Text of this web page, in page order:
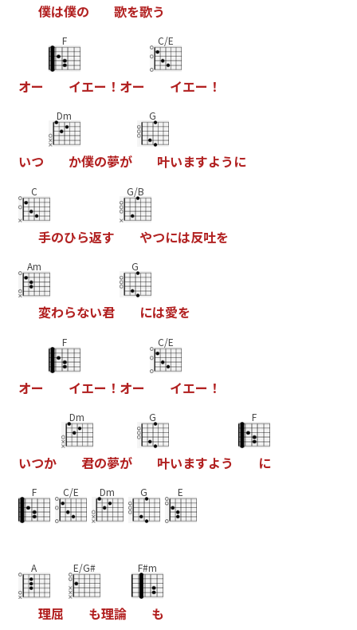
僕は僕の 歌を歌う
オー
F
イエー ！ オー
C/E
イエー ！
いつ
Dm
か僕の夢が
G
叶いますよう に
C
手のひら返す
G/B
やつには反吐を
Am
変わらない君
G
には愛を
オー
F
イエー ！ オー
C/E
イエー ！
いつか
Dm
君の夢が
G
叶いますよう
F
に
F C/E Dm G E
A
理屈
E/G#
も理論
F#m
も